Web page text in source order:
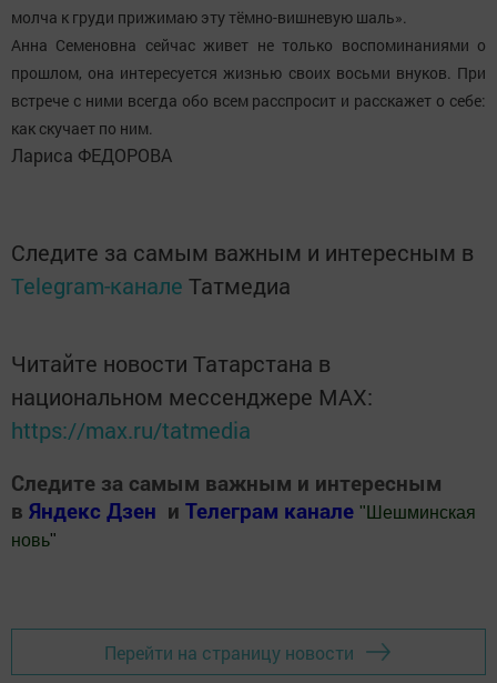
молча к груди прижимаю эту тёмно-вишневую шаль».
Анна Семеновна сейчас живет не только воспоминаниями о
прошлом, она интересуется жизнью своих восьми внуков. При
встрече с ними всегда обо всем расспросит и расскажет о себе:
как скучает по ним.
Лариса ФЕДОРОВА
Следите за самым важным и интересным в
Telegram-канале Татмедиа
Читайте новости Татарстана в
национальном мессенджере MАХ:
https://max.ru/tatmedia
Следите за самым важным и интересным
в Яндекс Дзен и Телеграм канале " Шешминская
новь"
Перейти на страницу новости